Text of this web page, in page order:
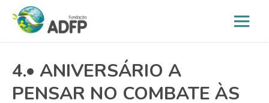
4.• ANIVERSÁRIO A
PENSAR NO COMBATE ÀS